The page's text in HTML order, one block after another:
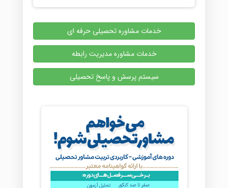
خدمات مشاوره تحصیلی حرفه ای
خدمات مشاوره مدیریت رابطه
سیستم پرسش و پاسخ تحصیلی